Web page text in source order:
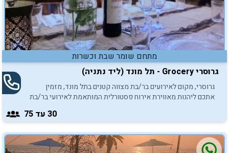
מתחם שומר שבת וכשרות
גרוסרי Grocery - תל מונד (ליד נתניה)
גרוסרי, מקום לאירועים בר/בת מצווה קטנים בתל מונד, מזמין
אתכם ליהנות מאווירת אירוח פסטורלית המותאמת לאירועי בר/בת
30 עד 75